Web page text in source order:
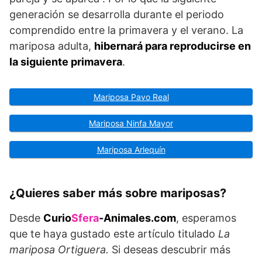
generación se desarrolla durante el periodo
comprendido entre la primavera y el verano. La
mariposa adulta, hibernará para reproducirse en
la siguiente primavera.
Mariposa Pavo Real
Mariposa Ninfa Mayor
Mariposa Arlequín
¿Quieres saber más sobre mariposas?
Desde CurioSfera-Animales.com, esperamos
que te haya gustado este artículo titulado La
mariposa Ortiguera. Si deseas descubrir más